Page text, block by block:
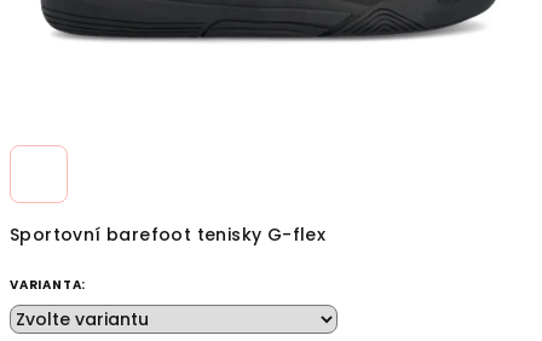
Sportovní barefoot tenisky G-flex
VARIANTA: